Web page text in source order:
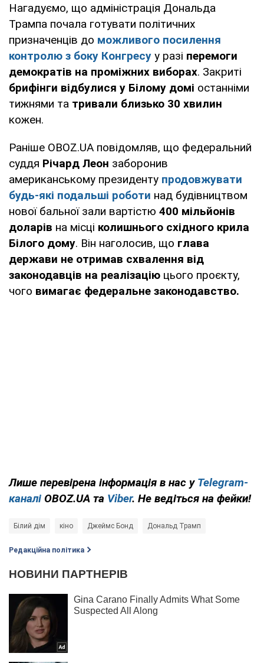
Нагадуємо, що адміністрація Дональда
Трампа почала готувати політичних
призначенців до можливого посилення
контролю з боку Конгресу у разі перемоги
демократів на проміжних виборах. Закриті
брифінги відбулися у Білому домі останніми
тижнями та тривали близько 30 хвилин
кожен.
Раніше OBOZ.UA повідомляв, що федеральний
суддя Річард Леон заборонив
американському президенту продовжувати
будь-які подальші роботи над будівництвом
нової бальної зали вартістю 400 мільйонів
доларів на місці колишнього східного крила
Білого дому. Він наголосив, що глава
держави не отримав схвалення від
законодавців на реалізацію цього проєкту,
чого вимагає федеральне законодавство.
Лише перевірена інформація в нас у Telegram-
каналі OBOZ.UA та Viber. Не ведіться на фейки!
Білий дім кіно Джеймс Бонд Дональд Трамп
Редакційна політика